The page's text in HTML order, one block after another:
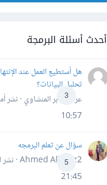
أحدث أسئلة البرمجة
3
هل أستطيع العمل عند
تحليل البيانات؟
عرفه جابر المنشاوي · نشر
10:57
5
سؤال عن تعلم البرمجه
Ahmed Alhafiz2 · نشر
21:45